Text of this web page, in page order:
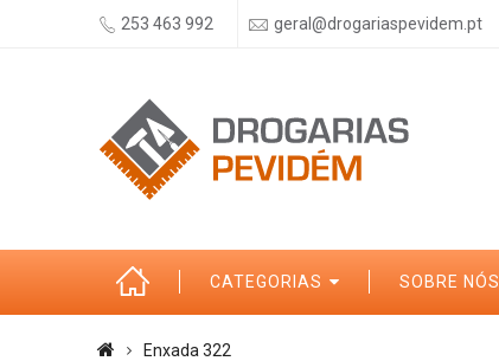
253 463 992 geral@drogariaspevidem.pt
CATEGORIAS SOBRE NÓS
Enxada 322